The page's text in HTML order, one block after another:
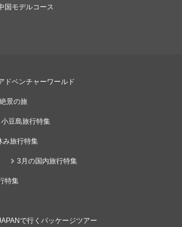
国モデルコース
ドベンチャーワールド
景の旅
小豆島旅行特集
み旅行特集
3月の国内旅行特集
特集
で行くパッケージツアー